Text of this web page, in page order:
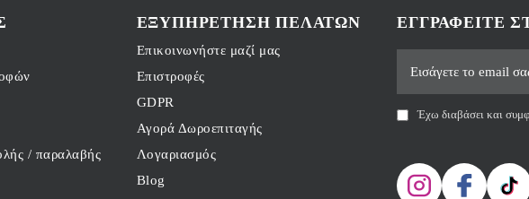
/ παραλαβής
ΕΞΥΠΗΡΈΤΗΣΗ ΠΕΛΑΤΏΝ
Επικοινωνήστε μαζί μας
Επιστροφές
GDPR
Αγορά Δωροεπιταγής
Λογαριασμός
Blog
ΕΓΓΡΑΦΕΊΤΕ
Έχω διαβάσει και